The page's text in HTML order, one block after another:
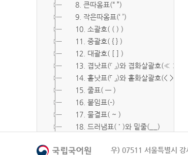
8. 큰따옴표(“ ”)
9. 작은따옴표(‘ ’)
10. 소괄호( ( ) )
11. 중괄호( { } )
12. 대괄호( [ ] )
13. 겹낫표(『 』)와 겹화살괄호(≪ ≫)
14. 홑낫표(「 」)와 홑화살괄호(< >)
15. 줄표( ― )
16. 붙임표(-)
17. 물결표( ~ )
18. 드러냄표( ˙ )와 밑줄(__)
20. 빠짐표( □ )우) 07511 서울특별시